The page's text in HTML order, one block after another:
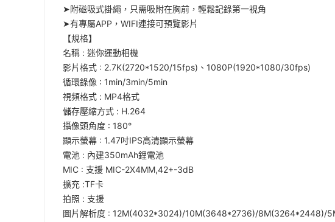
➤附磁吸式掛繩，只需吸附在胸前，輕鬆記錄第一視角
➤有專屬APP，WIFI連接可預覽影片
【規格】
名稱 : 迷你運動相機
影片格式 : 2.7K(2720*1520/15fps)、1080P(1920*1080/30fps)
循環錄像 : 1min/3min/5min
視頻格式 : MP4格式
儲存壓縮方式 : H.264
攝像頭角度 : 180°
顯示螢幕 : 1.47吋IPS高清顯示螢幕
電池 : 內建350mAh鋰電池
MIC : 支援 MIC-2X4MM,42+-3dB
擴充 :TF卡
拍照 : 支援
圖片解析度 : 12M(4032*3024)/10M(3648*2736)/8M(3264*2448)/